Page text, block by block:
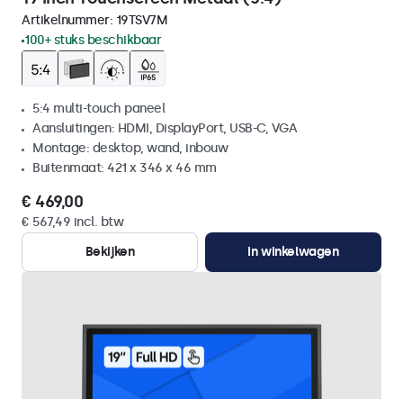
Artikelnummer: 19TSV7M
100+ stuks beschikbaar
5:4 multi-touch paneel
Aansluitingen: HDMI, DisplayPort, USB-C, VGA
Montage: desktop, wand, inbouw
Buitenmaat: 421 x 346 x 46 mm
€ 469,00
€ 567,49 incl. btw
Bekijken
In winkelwagen